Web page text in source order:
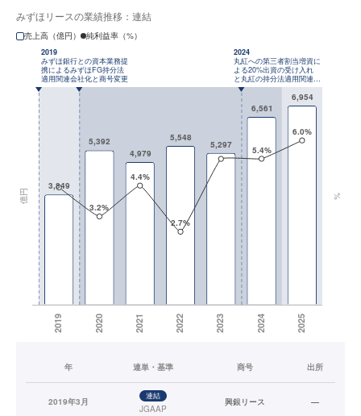
みずほリースの業績推移：連結
売上高（億円）
純利益率（%）
年 連単・基準 商号 出所
2019年3月
連結
JGAAP
興銀リース —